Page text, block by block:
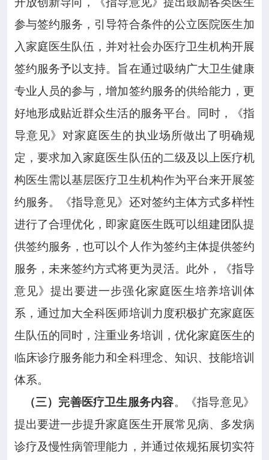
参与签约服务，引导符合条件的公立医院医生加
入家庭医生队伍，并对社会办医疗卫生机构开展
签约服务予以支持。旨在通过吸纳广大卫生健康
专业人员的参与，增加签约服务的供给能力，更
好地形成贴近群众生活的服务平台。同时，《指
导意见》对家庭医生的执业场所做出了明确规
定，要求加入家庭医生队伍的二级及以上医疗机
构医生需以基层医疗卫生机构作为平台来开展签
约服务。《指导意见》还对签约主体方式多样性
进行了合理优化，即家庭医生既可以组建团队提
供签约服务，也可以个人作为签约主体提供签约
服务，未来签约方式将更为灵活。此外，《指导
意见》提出要进一步强化家庭医生培养培训体
系，通过加大全科医师培训力度积极扩充家庭医
生队伍的同时，注重业务培训，优化家庭医生的
临床诊疗服务能力和全科理念、知识、技能培训
体系。
（三）完善医疗卫生服务内容。《指导意见》
提出要进一步提升家庭医生开展常见病、多发病
诊疗及慢性病管理能力，并通过依规拓展切实符